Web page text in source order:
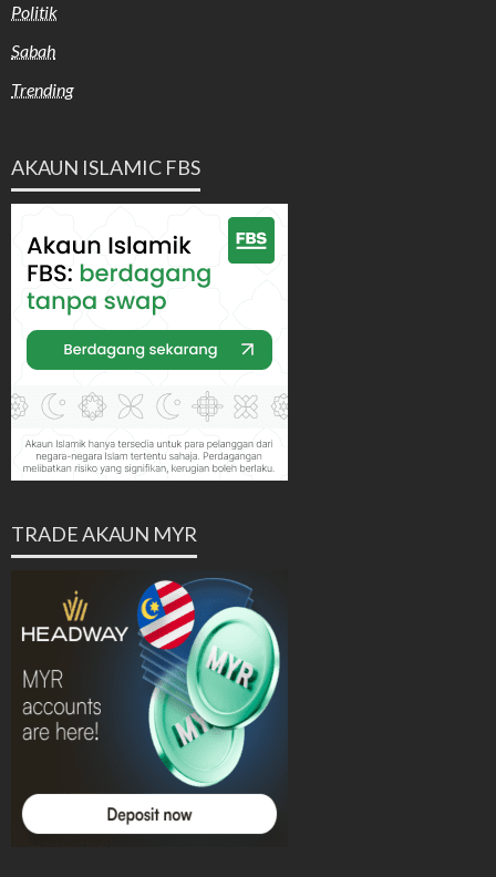
Politik
Sabah
Trending
AKAUN ISLAMIC FBS
TRADE AKAUN MYR